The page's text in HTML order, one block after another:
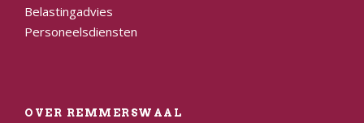
Belastingadvies
Personeelsdiensten
OVER REMMERSWAAL